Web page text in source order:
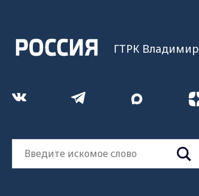
ГТРК Владимир